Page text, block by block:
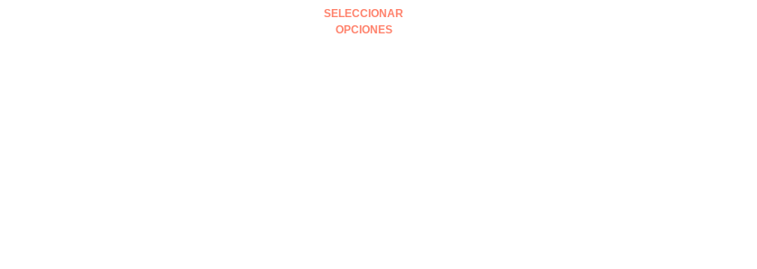
SELECCIONAR
OPCIONES